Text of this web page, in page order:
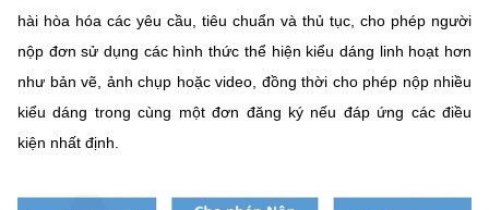
hài hòa hóa các yêu cầu, tiêu chuẩn và thủ tục, cho phép người
nộp đơn sử dụng các hình thức thể hiện kiểu dáng linh hoạt hơn
như bản vẽ, ảnh chụp hoặc video, đồng thời cho phép nộp nhiều
kiểu dáng trong cùng một đơn đăng ký nếu đáp ứng các điều
kiện nhất định.